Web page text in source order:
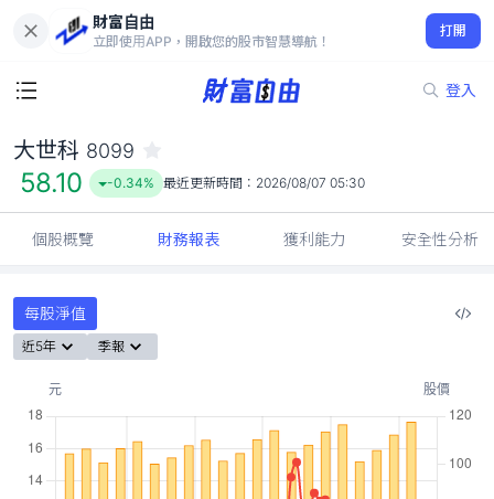
財富自由
立即使用APP，開啟您的股市智慧導航！
打開
登入
58.10
-0.34%
大世科 8099
58.10 -0.34% 最近更新時間： 2026/08/07 05:30
個股概覽 財務報表 獲利能力 安全性分析
每股淨值
近5年 季報